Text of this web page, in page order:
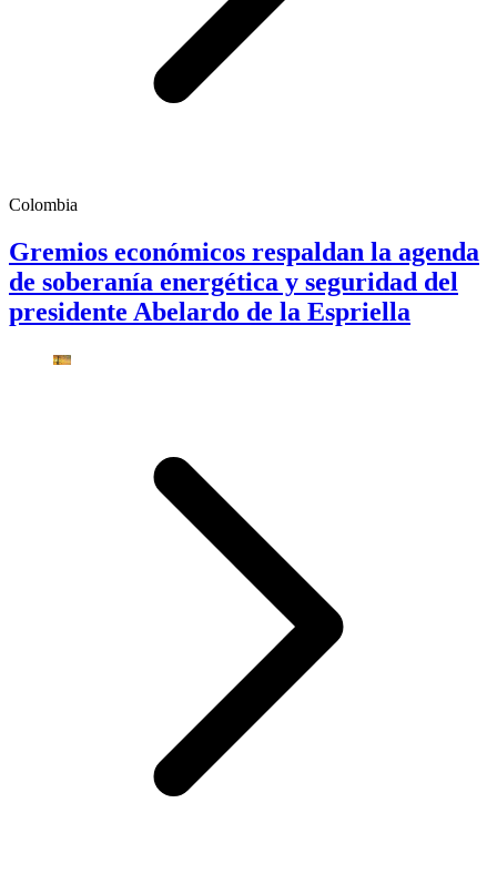
Colombia
Gremios económicos respaldan la agenda
de soberanía energética y seguridad del
presidente Abelardo de la Espriella